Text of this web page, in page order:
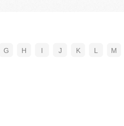
G H I J K L M